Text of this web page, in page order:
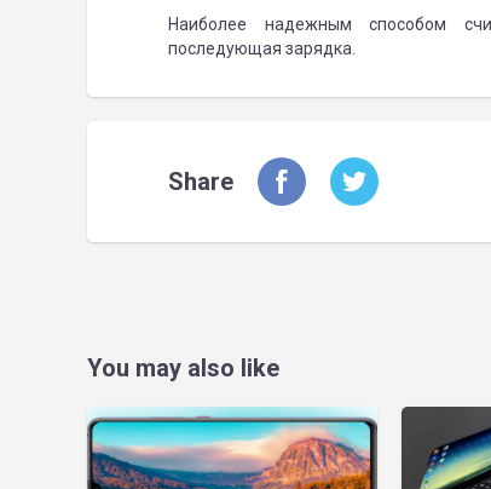
Наиболее надежным способом
последующая зарядка.
Share
You may also like